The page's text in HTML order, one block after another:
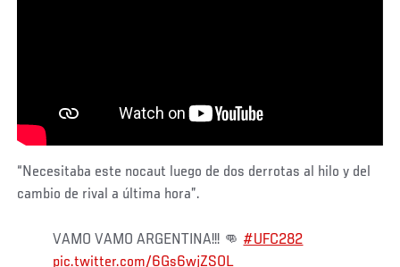
“Necesitaba este nocaut luego de dos derrotas al hilo y del
cambio de rival a última hora”.
VAMO VAMO ARGENTINA!!! 👊 #UFC282
pic.twitter.com/6Gs6wjZSOL